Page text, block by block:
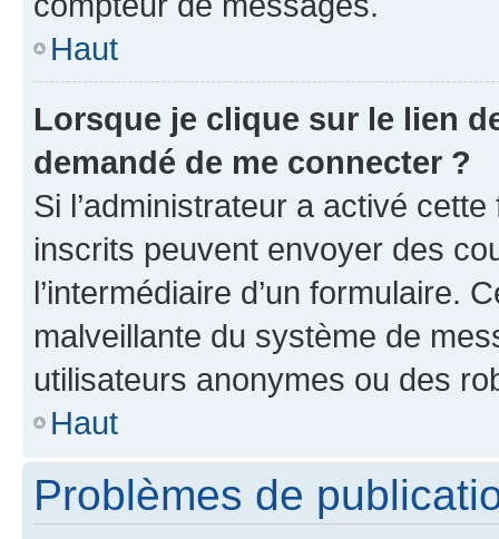
Haut
Lorsque je clique sur le lien
demandé de me connecter ?
Si l’administrateur a activé
inscrits peuvent envoyer des
l’intermédiaire d’un formulaire.
malveillante du système de
utilisateurs anonymes ou des
Haut
Problèmes de